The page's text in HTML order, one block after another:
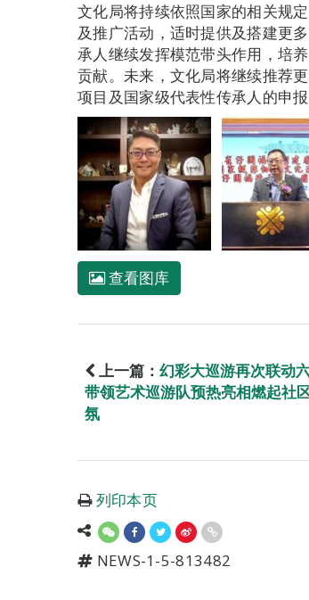
文化局将持续依照国家的相关规
及推广活动，适时提供及搭建更
承人继续发挥模范带头作用，培
贡献。未来，文化局将继续推荐
项目及国家级代表性传承人的申
查看图库
上一篇： 幻彩大巡游再次联动
带领艺术巡游队预热亮相燃起社
氛
列印本页
NEWS-1-5-813482